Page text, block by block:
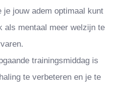
je jouw adem optimaal kunt
als mentaal meer welzijn te
trainingsmiddag is
te verbeteren en je te